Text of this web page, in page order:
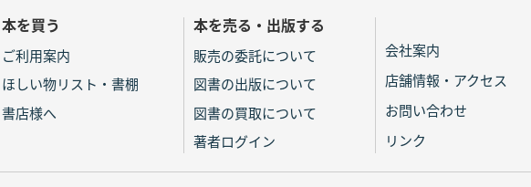
本を買う
ご利用案内
ほしい物リスト・書棚
書店様へ
本を売る・出版する
販売の委託について
図書の出版について
図書の買取について
著者ログイン
会社案内
店舗情報・アクセス
お問い合わせ
リンク